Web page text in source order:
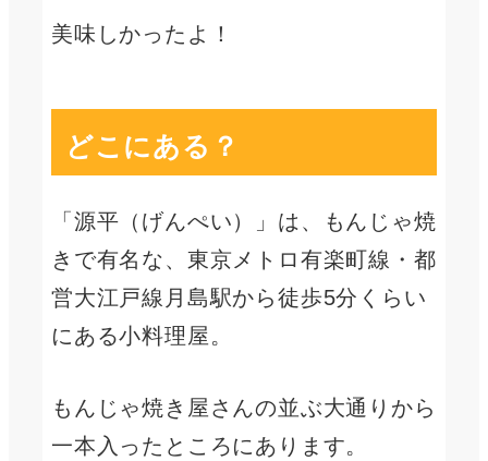
美味しかったよ！
どこにある？
「源平（げんぺい）」は、もんじゃ焼
きで有名な、東京メトロ有楽町線・都
営大江戸線月島駅から徒歩5分くらい
にある小料理屋。
もんじゃ焼き屋さんの並ぶ大通りから
一本入ったところにあります。